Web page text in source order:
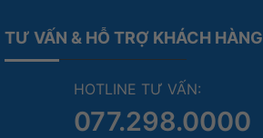
TƯ VẤN & HỖ TRỢ KHÁCH HÀNG
HOTLINE TƯ VẤN:
077.298.0000